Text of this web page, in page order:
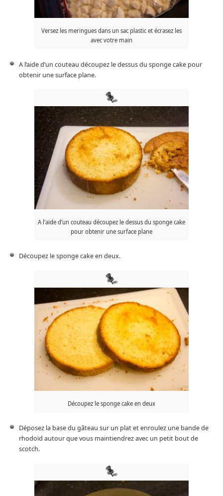
Versez les meringues dans un sac plastic et écrasez les
avec votre main
A l’aide d’un couteau découpez le dessus du sponge cake pour
obtenir une surface plane.
A l’aide d’un couteau découpez le dessus du sponge cake
pour obtenir une surface plane
Découpez le sponge cake en deux.
Découpez le sponge cake en deux
Déposez la base du gâteau sur un plat et enroulez une bande de
rhodoïd autour que vous maintiendrez avec un petit bout de
scotch.